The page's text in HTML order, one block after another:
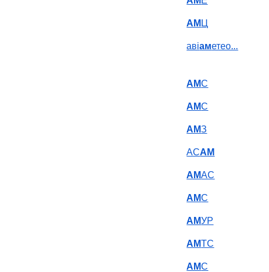
АМ Ц
авіаметео...
АМС
АМС
АМЗ
АСАМ
АМАС
АМС
АМУР
АМТС
АМС